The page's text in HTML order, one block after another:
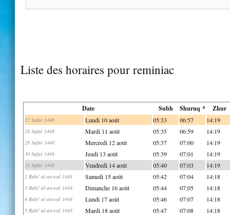
Liste des horaires pour reminiac
Date Subh Shuruq * Zhur
27 Safar 1448 Lundi 10 août 05:33 06:57 14:19
28 Safar 1448 Mardi 11 août 05:35 06:59 14:19
29 Safar 1448 Mercredi 12 août 05:37 07:00 14:19
30 Safar 1448 Jeudi 13 août 05:39 07:01 14:19
31 Safar 1448 Vendredi 14 août 05:40 07:03 14:19
2 Rabi' al-awwal 1448 Samedi 15 août 05:42 07:04 14:18
3 Rabi' al-awwal 1448 Dimanche 16 août 05:44 07:05 14:18
4 Rabi' al-awwal 1448 Lundi 17 août 05:46 07:07 14:18
5 Rabi' al-awwal 1448 Mardi 18 août 05:47 07:08 14:18